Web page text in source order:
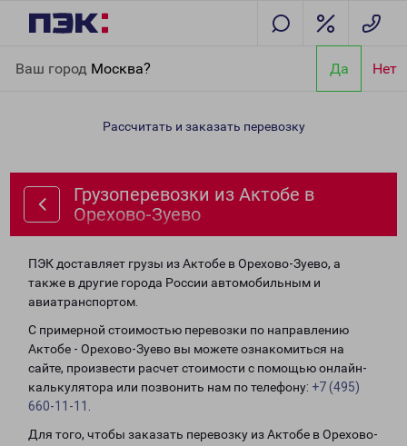
Ваш город Москва? Да Нет
Зуево
Рассчитать и заказать перевозку
Грузоперевозки из Актобе в
Орехово-Зуево
ПЭК доставляет грузы из Актобе в Орехово-Зуево, а
также в другие города России автомобильным и
авиатранспортом.
С примерной стоимостью перевозки по направлению
Актобе - Орехово-Зуево вы можете ознакомиться на
сайте, произвести расчет стоимости с помощью онлайн-
калькулятора или позвонить нам по телефону: +7 (495)
660-11-11
Для того, чтобы заказать перевозку из Актобе в Орехово-